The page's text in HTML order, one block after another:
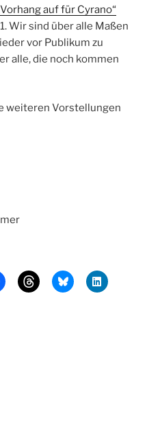
auf für Cyrano“
Wir sind über alle Maßen
vor Publikum zu
alle, die noch kommen
weiteren Vorstellungen